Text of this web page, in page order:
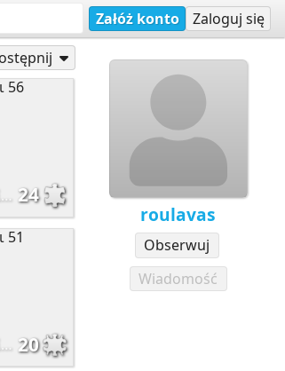
Załóż konto Zaloguj się
roulavas
Obserwuj
Wiadomość
24
20